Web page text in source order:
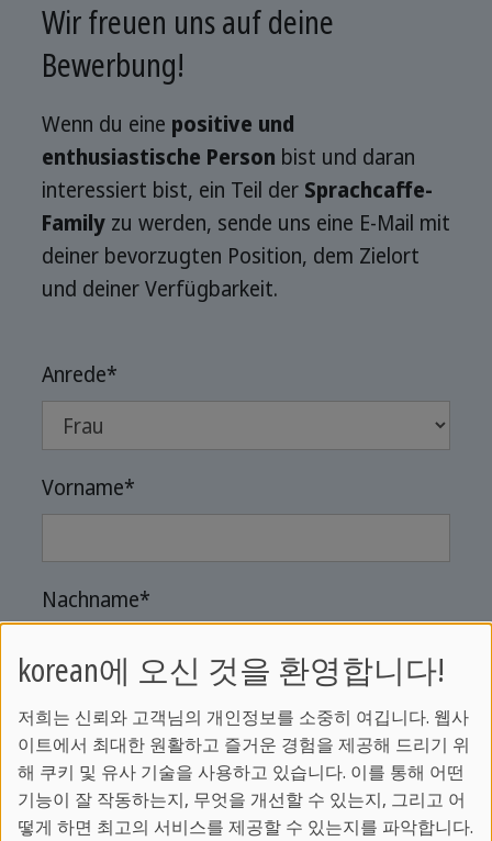
Wir freuen uns auf deine
Bewerbung!
Wenn du eine positive und
enthusiastische Person bist und daran
interessiert bist, ein Teil der Sprachcaffe-
Family zu werden, sende uns eine E-Mail mit
deiner bevorzugten Position, dem Zielort
und deiner Verfügbarkeit.
Anrede*
Vorname*
Nachname*
Telefonnummer
E-Mail *
korean에 오신 것을 환영합니다!
저희는 신뢰와 고객님의 개인정보를 소중히 여깁니다. 웹사
이트에서 최대한 원활하고 즐거운 경험을 제공해 드리기 위
해 쿠키 및 유사 기술을 사용하고 있습니다. 이를 통해 어떤
기능이 잘 작동하는지, 무엇을 개선할 수 있는지, 그리고 어
떻게 하면 최고의 서비스를 제공할 수 있는지를 파악합니다.